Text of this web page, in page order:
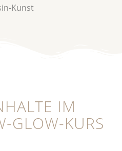
Kunst
IM
GLOW-KURS